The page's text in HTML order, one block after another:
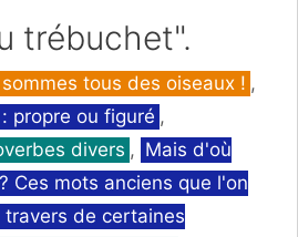
trébuchet".
tous des oiseaux ! ,
propre ou figuré ,
divers , Mais d'où
Ces mots anciens que l'on
de certaines